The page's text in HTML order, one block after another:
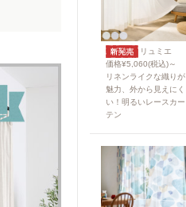
リュミエ
価格¥5,060(税込)～
リネンライクな織りが
魅力、外から見えにく
い！明るいレースカー
テン